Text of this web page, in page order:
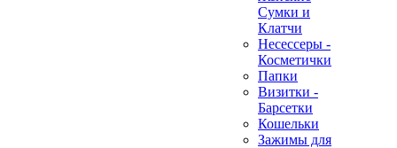
Сумки и
Клатчи
Несессеры -
Косметички
Папки
Визитки -
Барсетки
Кошельки
Зажимы для